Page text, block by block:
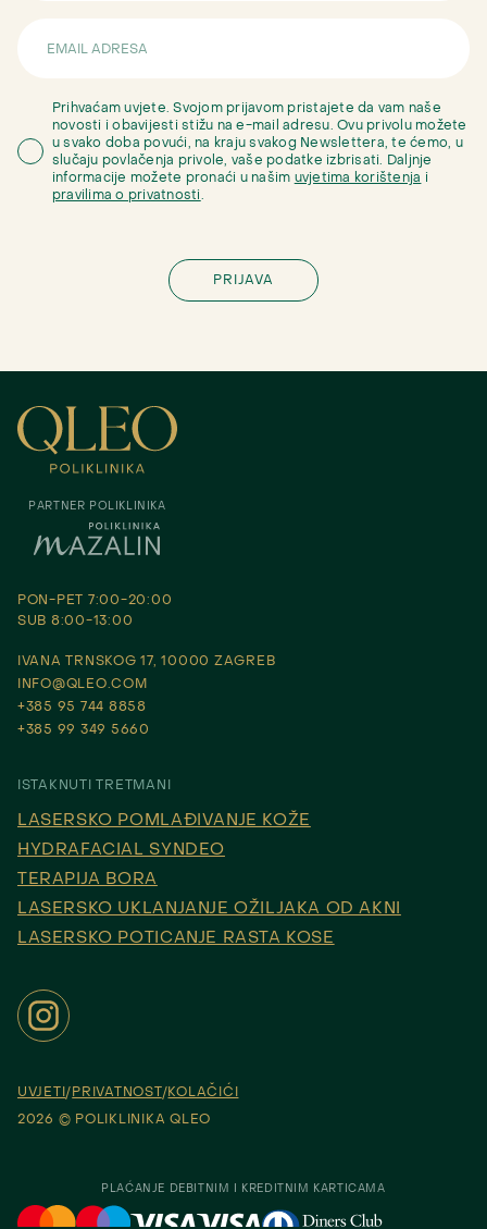
Prihvaćam uvjete. Svojom prijavom pristajete da vam naše
novosti i obavijesti stižu na e-mail adresu. Ovu privolu možete
u svako doba povući, na kraju svakog Newslettera, te ćemo, u
slučaju povlačenja privole, vaše podatke izbrisati. Daljnje
informacije možete pronaći u našim uvjetima korištenja i
pravilima o privatnosti.
PARTNER POLIKLINIKA
PON-PET 7:00-20:00
SUB 8:00-13:00
IVANA TRNSKOG 17, 10000 ZAGREB
INFO@QLEO.COM
+385 95 744 8858
+385 99 349 5660
ISTAKNUTI TRETMANI
LASERSKO POMLAĐIVANJE KOŽE
HYDRAFACIAL SYNDEO
TERAPIJA BORA
LASERSKO UKLANJANJE OŽILJAKA OD AKNI
LASERSKO POTICANJE RASTA KOSE
UVJETI PRIVATNOST KOLAČIĆI
2026 © POLIKLINIKA QLEO
PLAĆANJE DEBITNIM I KREDITNIM KARTICAMA